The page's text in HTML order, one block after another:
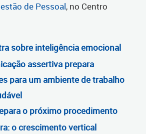
de Pessoal, no Centro
sobre inteligência emocional
assertiva prepara
para um ambiente de trabalho
o próximo procedimento
o crescimento vertical